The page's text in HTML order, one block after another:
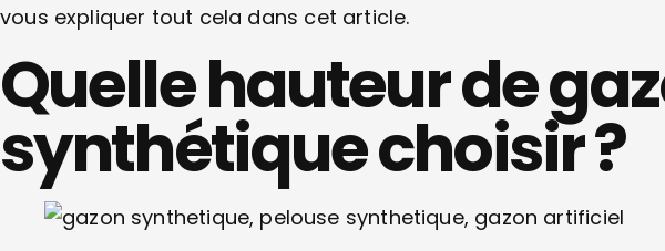
vous expliquer tout cela dans cet article.
Quelle hauteur de
synthétique choisir ?